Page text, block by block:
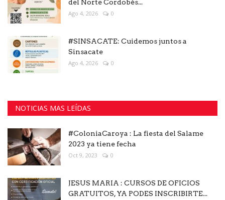
del Norte Cordobés...
Ago 4, 2026 0
#SINSACATE: Cuidemos juntos a
Sinsacate
Ago 4, 2026 0
NOTICIAS MAS LEÍDAS
#ColoniaCaroya : La fiesta del Salame
2023 ya tiene fecha
Oct 9, 2023 0
JESUS MARIA : CURSOS DE OFICIOS
GRATUITOS, YA PODES INSCRIBIRTE...